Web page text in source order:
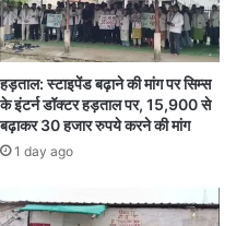
बचाव अभियान में
पड़ा। गहरी खाई और
स्थानीय लोगों की मदद से
मशक्कत के बाद शवों को
हड़ताल: स्टाइपेंड बढ़ाने की मांग पर सिम्स
के इंटर्न डॉक्टर हड़ताल पर, 15,900 से
बढ़ाकर 30 हजार रुपये करने की मांग
1 day ago